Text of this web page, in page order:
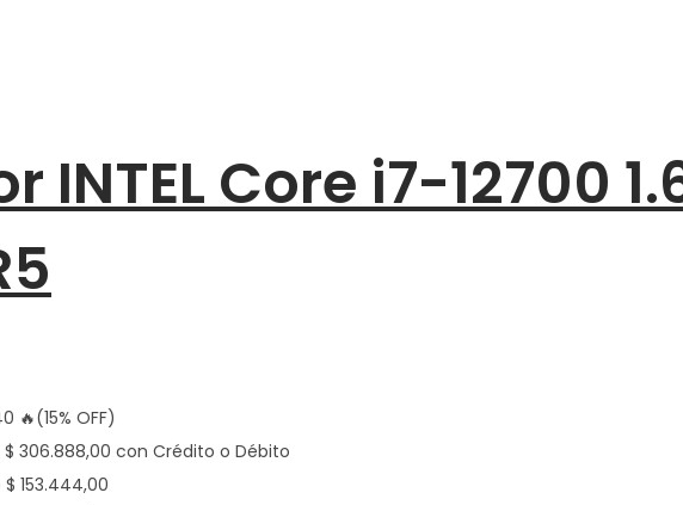
INTEL Core i7-12700
🔥(15% OFF)
$ 306.888,00 con Crédito o Débito
$ 153.444,00